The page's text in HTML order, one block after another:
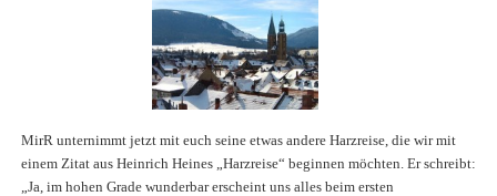
MirR unternimmt jetzt mit euch seine etwas andere Harzreise, die wir mit
einem Zitat aus Heinrich Heines „Harzreise“ beginnen möchten. Er schreibt:
„Ja, im hohen Grade wunderbar erscheint uns alles beim ersten